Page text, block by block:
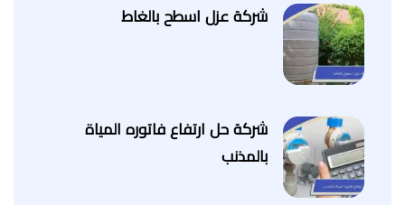
شركة عزل اسطح بالغاط
شركة حل ارتفاع فاتوره المياة
بالمذنب